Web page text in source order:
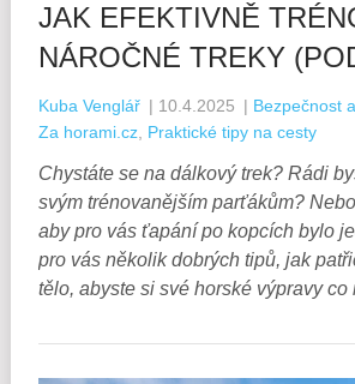
JAK EFEKTIVNĚ
NÁROČNÉ TREKY
Kuba Venglář | 10.4.2025 | Bezpečnost
Za horami.cz Praktické tipy na cesty
Chystáte se na dálkový trek? Rádi
svým trénovanějším parťákům? Nebo
aby pro vás ťapání po kopcích bylo
pro vás několik dobrých tipů, jak
tělo, abyste si své horské výpravy